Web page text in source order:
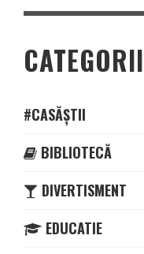
CATEGORII
#CASĂȘTII
BIBLIOTECĂ
DIVERTISMENT
EDUCATIE